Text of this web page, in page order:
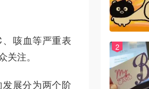
咳血等严重表
注。
展分为两个阶